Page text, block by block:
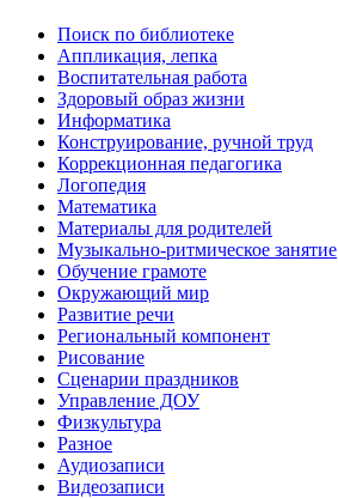
Поиск по библиотеке
Аппликация, лепка
Воспитательная работа
Здоровый образ жизни
Информатика
Конструирование, ручной труд
Коррекционная педагогика
Логопедия
Математика
Материалы для родителей
Музыкально-ритмическое занятие
Обучение грамоте
Окружающий мир
Развитие речи
Региональный компонент
Рисование
Сценарии праздников
Управление ДОУ
Физкультура
Разное
Аудиозаписи
Видеозаписи